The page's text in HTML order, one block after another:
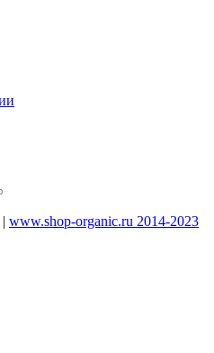
| www.shop-organic.ru 2014-2023